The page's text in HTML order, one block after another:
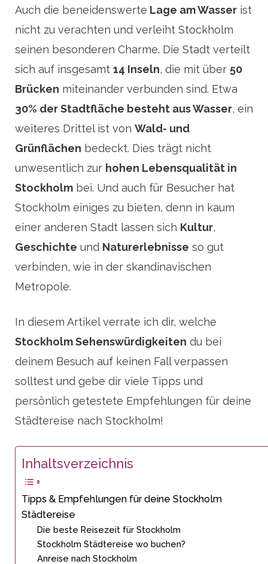
Auch die beneidenswerte Lage am Wasser ist
nicht zu verachten und verleiht Stockholm
seinen besonderen Charme. Die Stadt verteilt
sich auf insgesamt 14 Inseln, die mit über 50
Brücken miteinander verbunden sind. Etwa
30% der Stadtfläche besteht aus Wasser, ein
weiteres Drittel ist von Wald- und
Grünflächen bedeckt. Dies trägt nicht
unwesentlich zur hohen Lebensqualität in
Stockholm bei. Und auch für Besucher hat
Stockholm einiges zu bieten, denn in kaum
einer anderen Stadt lassen sich Kultur,
Geschichte und Naturerlebnisse so gut
verbinden, wie in der skandinavischen
Metropole.
In diesem Artikel verrate ich dir, welche
Stockholm Sehenswürdigkeiten du bei
deinem Besuch auf keinen Fall verpassen
solltest und gebe dir viele Tipps und
persönlich getestete Empfehlungen für deine
Städtereise nach Stockholm!
Inhaltsverzeichnis
Tipps & Empfehlungen für deine Stockholm
Städtereise
Die beste Reisezeit für Stockholm
Stockholm Städtereise wo buchen?
Anreise nach Stockholm